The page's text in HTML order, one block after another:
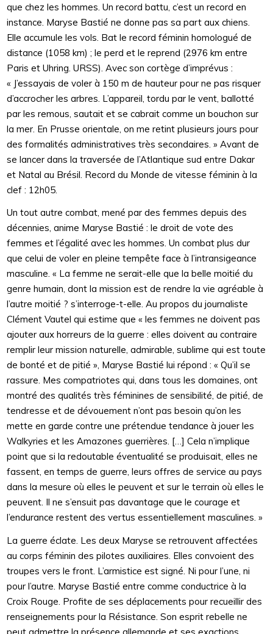
que chez les hommes. Un record battu, c’est un record en
instance. Maryse Bastié ne donne pas sa part aux chiens.
Elle accumule les vols. Bat le record féminin homologué de
distance (1058 km) ; le perd et le reprend (2976 km entre
Paris et Uhring. URSS). Avec son cortège d’imprévus :
« J’essayais de voler à 150 m de hauteur pour ne pas risquer
d’accrocher les arbres. L’appareil, tordu par le vent, ballotté
par les remous, sautait et se cabrait comme un bouchon sur
la mer. En Prusse orientale, on me retint plusieurs jours pour
des formalités administratives très secondaires. » Avant de
se lancer dans la traversée de l’Atlantique sud entre Dakar
et Natal au Brésil. Record du Monde de vitesse féminin à la
clef : 12h05.
Un tout autre combat, mené par des femmes depuis des
décennies, anime Maryse Bastié : le droit de vote des
femmes et l’égalité avec les hommes. Un combat plus dur
que celui de voler en pleine tempête face à l’intransigeance
masculine. « La femme ne serait-elle que la belle moitié du
genre humain, dont la mission est de rendre la vie agréable à
l’autre moitié ? s’interroge-t-elle. Au propos du journaliste
Clément Vautel qui estime que « les femmes ne doivent pas
ajouter aux horreurs de la guerre : elles doivent au contraire
remplir leur mission naturelle, admirable, sublime qui est toute
de bonté et de pitié », Maryse Bastié lui répond : « Qu’il se
rassure. Mes compatriotes qui, dans tous les domaines, ont
montré des qualités très féminines de sensibilité, de pitié, de
tendresse et de dévouement n’ont pas besoin qu’on les
mette en garde contre une prétendue tendance à jouer les
Walkyries et les Amazones guerrières. […] Cela n’implique
point que si la redoutable éventualité se produisait, elles ne
fassent, en temps de guerre, leurs offres de service au pays
dans la mesure où elles le peuvent et sur le terrain où elles le
peuvent. Il ne s’ensuit pas davantage que le courage et
l’endurance restent des vertus essentiellement masculines. »
La guerre éclate. Les deux Maryse se retrouvent affectées
au corps féminin des pilotes auxiliaires. Elles convoient des
troupes vers le front. L’armistice est signé. Ni pour l’une, ni
pour l’autre. Maryse Bastié entre comme conductrice à la
Croix Rouge. Profite de ses déplacements pour recueillir des
renseignements pour la Résistance. Son esprit rebelle ne